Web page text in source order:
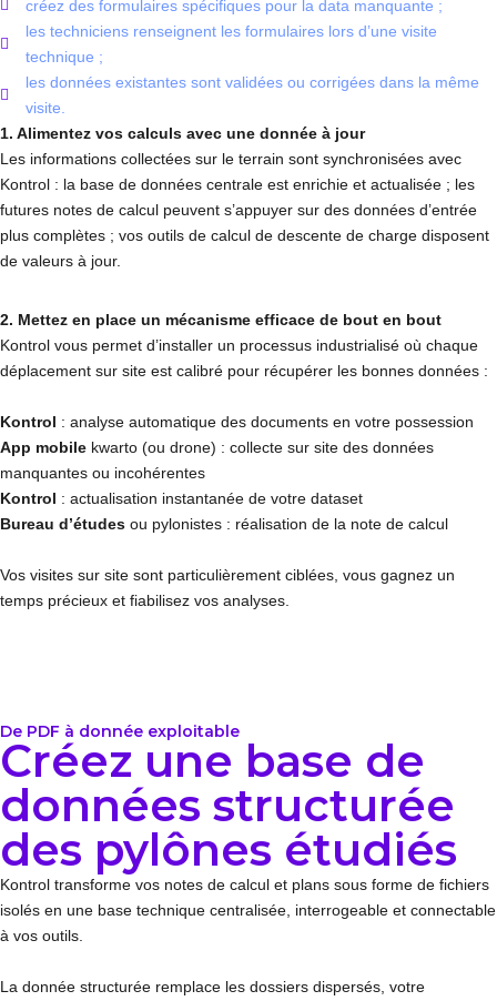
créez des formulaires spécifiques pour la data manquante ;
les techniciens renseignent les formulaires lors d’une visite
technique ;
les données existantes sont validées ou corrigées dans la même
visite.
1. Alimentez vos calculs avec une donnée à jour
Les informations collectées sur le terrain sont synchronisées avec
Kontrol : la base de données centrale est enrichie et actualisée ; les
futures notes de calcul peuvent s’appuyer sur des données d’entrée
plus complètes ; vos outils de calcul de descente de charge disposent
de valeurs à jour.
2. Mettez en place un mécanisme efficace de bout en bout
Kontrol vous permet d’installer un processus industrialisé où chaque
déplacement sur site est calibré pour récupérer les bonnes données :
Kontrol : analyse automatique des documents en votre possession
App mobile kwarto (ou drone) : collecte sur site des données
manquantes ou incohérentes
Kontrol : actualisation instantanée de votre dataset
Bureau d’études ou pylonistes : réalisation de la note de calcul
Vos visites sur site sont particulièrement ciblées, vous gagnez un
temps précieux et fiabilisez vos analyses.
De PDF à donnée exploitable
Créez une base de
données structurée
des pylônes étudiés
Kontrol transforme vos notes de calcul et plans sous forme de fichiers
isolés en une base technique centralisée, interrogeable et connectable
à vos outils.
La donnée structurée remplace les dossiers dispersés, votre